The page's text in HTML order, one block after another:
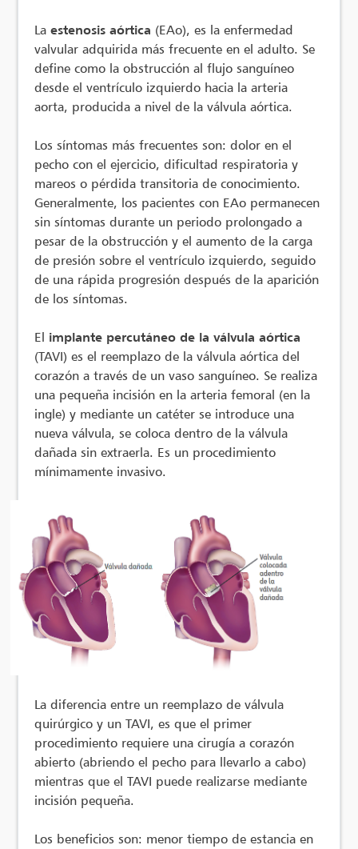
Laestenosis aórtica (EAo), es la enfermedad
valvular adquirida más frecuente en el adulto. Se
define como la obstrucción al flujo sanguíneo
desde el ventrículo izquierdo hacia la arteria
aorta, producida a nivel de la válvula aórtica.
Los síntomas más frecuentes son: dolor en el
pecho con el ejercicio, dificultad respiratoria y
mareos o pérdida transitoria de conocimiento.
Generalmente, los pacientes con EAo permanecen
sin síntomas durante un periodo prolongado a
pesar de la obstrucción y el aumento de la carga
de presión sobre el ventrículo izquierdo, seguido
de una rápida progresión después de la aparición
de los síntomas.
El implante percutáneo de la válvula aórtica
(TAVI) es el reemplazo de la válvula aórtica del
corazón a través de un vaso sanguíneo. Se realiza
una pequeña incisión en la arteria femoral (en la
ingle) y mediante un catéter se introduce una
nueva válvula, se coloca dentro de la válvula
dañada sin extraerla. Es un procedimiento
mínimamente invasivo.
La diferencia entre un reemplazo de válvula
quirúrgico y un TAVI, es que el primer
procedimiento requiere una cirugía a corazón
abierto (abriendo el pecho para llevarlo a cabo)
mientras que el TAVI puede realizarse mediante
incisión pequeña.
Los beneficios son: menor tiempo de estancia en